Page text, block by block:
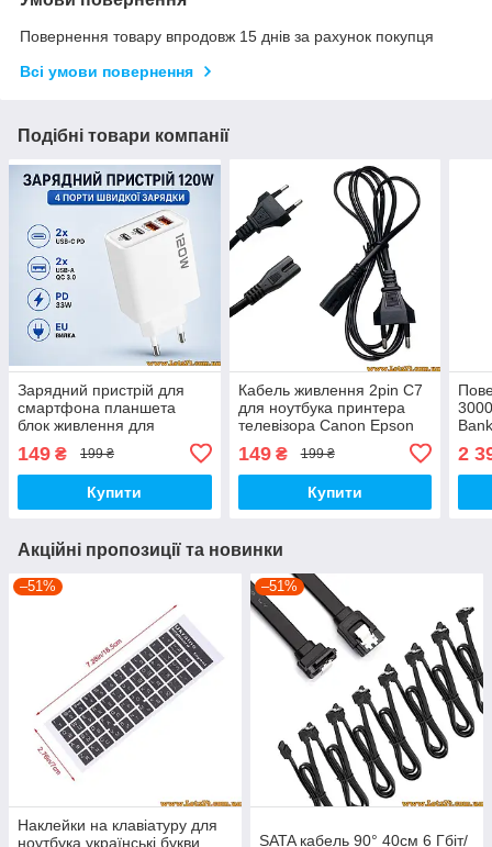
Повернення товару впродовж 15 днів за рахунок покупця
Всі умови повернення
Подібні товари компанії
Зарядний пристрій для
смартфона планшета
блок живлення для
зарядка для смартфона
планшета 4 USB порти
149 ₴ 199 ₴
Купити
Кабель живлення 2pin C7
для ноутбука принтера
телевізора Canon Epson
PS4 Xbox EU Dell HP Asus
Acer Lenovo мережевий
220В 1.5м
149₴ 199 ₴
Купити
2
Акційні пропозиції та новинки
–51%
Наклейки на клавіатуру для
ноутбука українські букви
–51%
SATA кабель 90° 40см 6 Гбіт/